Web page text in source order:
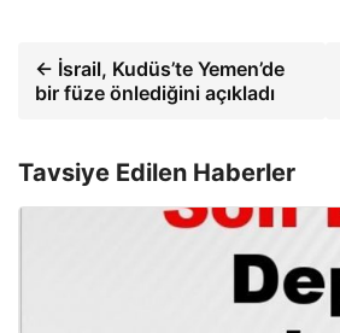
← İsrail, Kudüs’te Yemen’de
bir füze önlediğini açıkladı
Tavsiye Edilen Haberler